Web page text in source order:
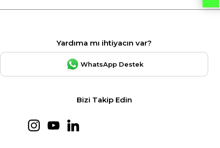
Yardıma mı ihtiyacın var?
WhatsApp Destek
Bizi Takip Edin